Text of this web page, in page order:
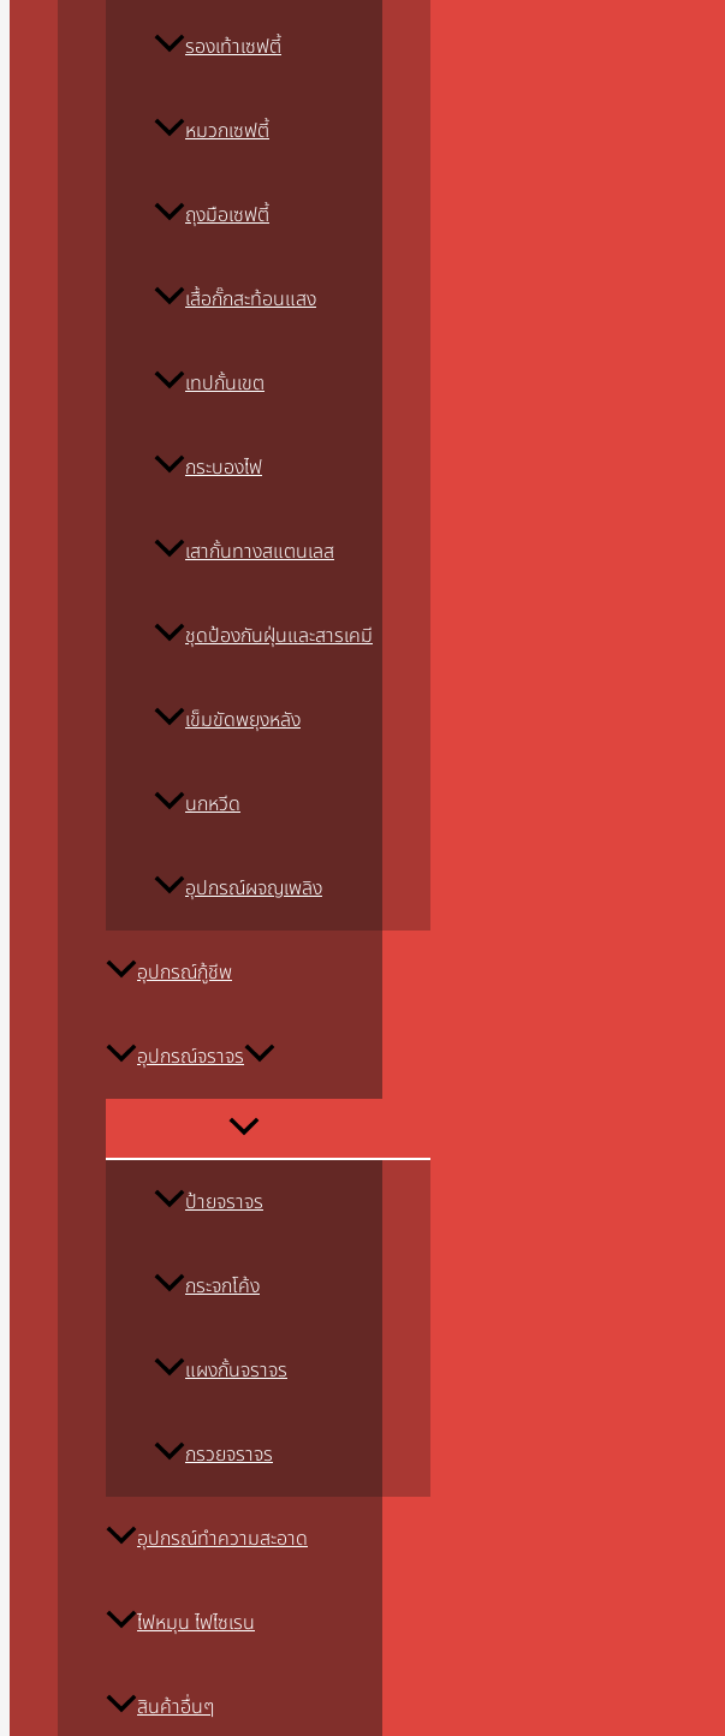
รองเท้าเซฟตี้
หมวกเซฟตี้
ถุงมือเซฟตี้
เสื้อกั๊กสะท้อนแสง
เทปกั้นเขต
กระบองไฟ
เสากั้นทางสแตนเลส
ชุดป้องกันฝุ่นและสารเคมี
เข็มขัดพยุงหลัง
นกหวีด
อุปกรณ์ผจญเพลิง
อุปกรณ์กู้ชีพ
อุปกรณ์จราจร
ป้ายจราจร
กระจกโค้ง
แผงกั้นจราจร
กรวยจราจร
อุปกรณ์ทำความสะอาด
ไฟหมุน ไฟไซเรน
สินค้าอื่นๆ